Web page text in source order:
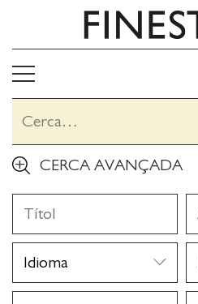
CERCA AVANÇADA